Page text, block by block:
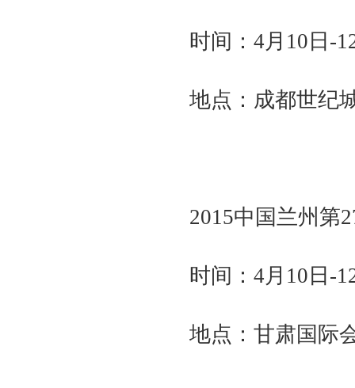
时间：4月10日-
地点：成都世纪城
2015中国兰州第
时间：4月10日-
地点：甘肃国际